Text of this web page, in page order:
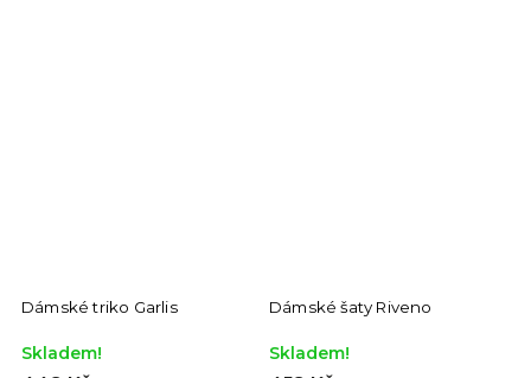
Dámské triko Garlis
Skladem!
Dámské šaty Riveno
Skladem!